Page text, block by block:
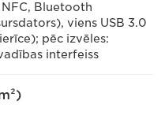
Bluetooth
viens USB 3.0
pēc izvēles:
interfeiss